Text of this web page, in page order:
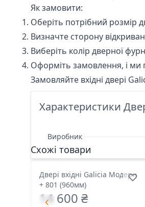
Як замовити:
Оберіть потрібний розмір
Визначте сторону
Виберіть колір дверної
Оформіть замовлення, і
Замовляйте вхідні двері
Характеристики
Виробник
Схожі товари
Двері вхідні Galicia Модерн
+ 801 (960мм)
14 600 ₴